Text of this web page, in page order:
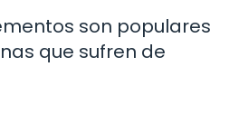
son populares
que sufren de